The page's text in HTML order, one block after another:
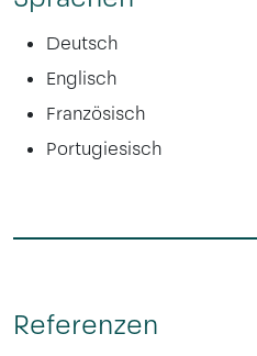
Deutsch
Englisch
Französisch
Portugiesisch
Referenzen